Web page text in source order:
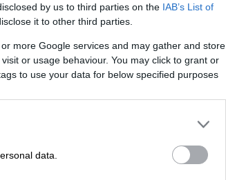
by us to third parties on the IAB’s List of
it to other third parties.
more Google services and may gather and store
or usage behaviour. You may click to grant or
to use your data for below specified purposes
data.